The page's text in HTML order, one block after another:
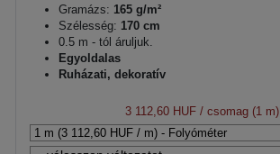
Gramázs: 165 g/m²
Szélesség: 170 cm
0.5 m - tól áruljuk.
Egyoldalas
Ruházati, dekoratív
3 112,60 HUF/ csomag (1 m)